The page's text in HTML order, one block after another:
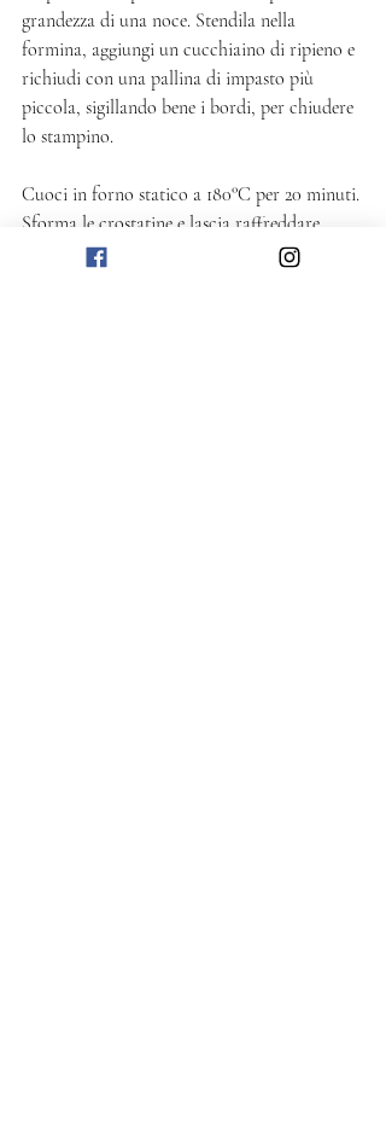
grandezza di una noce. Stendila nella
formina, aggiungi un cucchiaino di ripieno e
richiudi con una pallina di impasto più
piccola, sigillando bene i bordi, per chiudere
lo stampino.
Cuoci in forno statico a 180°C per 20 minuti.
Sforma le crostatine e lascia raffreddare
completamente su una gratella per dolci.